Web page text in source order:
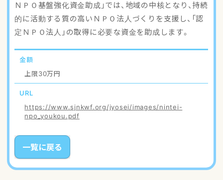
ご登録・お問い合わせ
ＮＰＯ基盤強化資金助成」では、地域の中核となり、持続
的に活動する質の高いＮＰＯ法人づくりを支援し、「認
定ＮＰＯ法人」の取得に必要な資金を助成します。
金額
上限30万円
URL
https://www.sjnkwf.org/jyosei/images/nintei-
npo_youkou.pdf
一覧に戻る